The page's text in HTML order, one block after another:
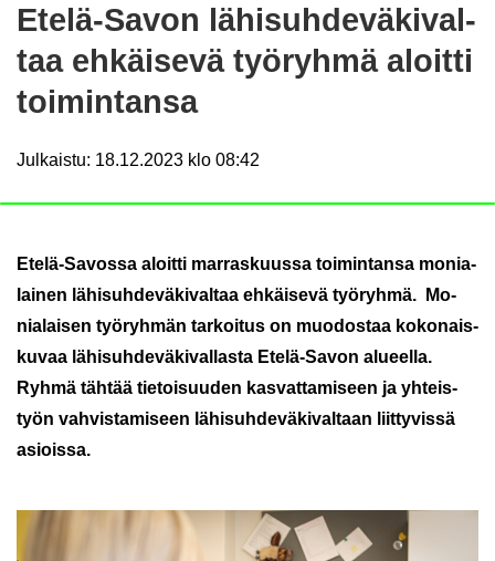
Etelä-​Savon lä­hi­suh­de­vä­ki­val­
taa eh­käi­se­vä työ­ryh­mä aloit­ti
toi­min­tan­sa
Julkaistu: 18.12.2023 klo 08:42
Etelä-​Savossa aloit­ti mar­ras­kuus­sa toi­min­tan­sa mo­nia­
lai­nen lä­hi­suh­de­vä­ki­val­taa eh­käi­se­vä työ­ryh­mä. Mo­
nia­lai­sen työ­ryh­män tar­koi­tus on muo­dos­taa ko­ko­nais­
ku­vaa lä­hi­suh­de­vä­ki­val­las­ta Etelä-​Savon alu­eel­la.
Ryhmä täh­tää tie­toi­suu­den kas­vat­ta­mi­seen ja yh­teis­
työn vah­vis­ta­mi­seen lä­hi­suh­de­vä­ki­val­taan liit­ty­vis­sä
asiois­sa.